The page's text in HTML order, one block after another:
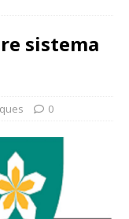
sistema
0